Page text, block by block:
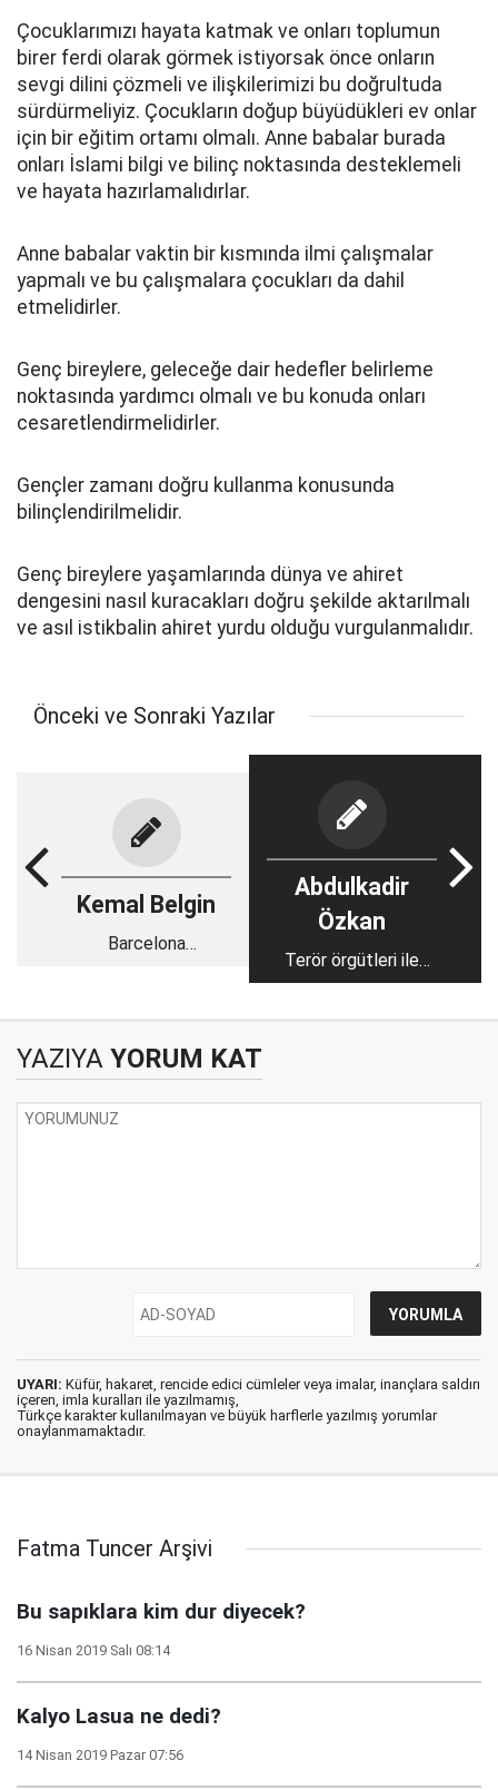
Çocuklarımızı hayata katmak ve onları toplumun
birer ferdi olarak görmek istiyorsak önce onların
sevgi dilini çözmeli ve ilişkilerimizi bu doğrultuda
sürdürmeliyiz. Çocukların doğup büyüdükleri ev onlar
için bir eğitim ortamı olmalı. Anne babalar burada
onları İslami bilgi ve bilinç noktasında desteklemeli
ve hayata hazırlamalıdırlar.
Anne babalar vaktin bir kısmında ilmi çalışmalar
yapmalı ve bu çalışmalara çocukları da dahil
etmelidirler.
Genç bireylere, geleceğe dair hedefler belirleme
noktasında yardımcı olmalı ve bu konuda onları
cesaretlendirmelidirler.
Gençler zamanı doğru kullanma konusunda
bilinçlendirilmelidir.
Genç bireylere yaşamlarında dünya ve ahiret
dengesini nasıl kuracakları doğru şekilde aktarılmalı
ve asıl istikbalin ahiret yurdu olduğu vurgulanmalıdır.
Önceki ve Sonraki Yazılar
Kemal Belgin
Barcelona
Abdulkadir
Özkan
Terör örgütleri ile
çalışan ABD’ye
YAZIYA YORUM KAT
UYARI: Küfür, hakaret, rencide edici cümleler veya imalar, inançlara saldırı
içeren, imla kuralları ile yazılmamış,
Türkçe karakter kullanılmayan ve büyük harflerle yazılmış yorumlar
onaylanmamaktadır.
Fatma Tuncer Arşivi
Bu sapıklara kim dur diyecek?
16 Nisan 2019 Salı 08:14
Kalyo Lasua ne dedi?
14 Nisan 2019 Pazar 07:56